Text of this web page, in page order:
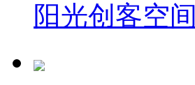
阳光创客空间